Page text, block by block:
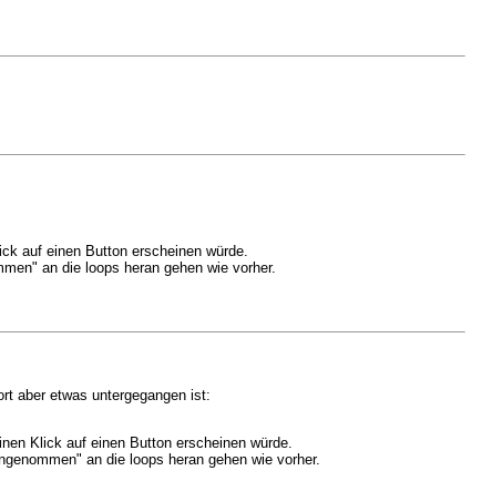
auf einen Button erscheinen würde.
an die loops heran gehen wie vorher.
aber etwas untergegangen ist:
Klick auf einen Button erscheinen würde.
an die loops heran gehen wie vorher.